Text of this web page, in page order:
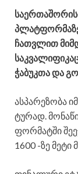
ჩათვლით
ჭაბუკთა და
ასპარეზობა
ტურად.
ფორმატში
1600 -ზე